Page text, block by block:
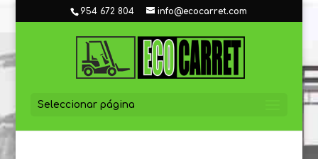
954 672 804 info@ecocarret.com
Seleccionar página